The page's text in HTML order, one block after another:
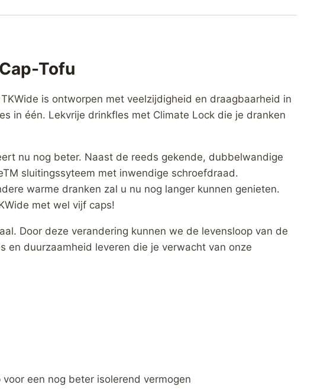
Tofu
is ontworpen met veelzijdigheid en draagbaarheid in
in één. Lekvrije drinkfles met Climate Lock die je dranken
nu nog beter. Naast de reeds gekende, dubbelwandige
sluitingssyteem met inwendige schroefdraad.
warme dranken zal u nu nog langer kunnen genieten.
met wel vijf caps!
Door deze verandering kunnen we de levensloop van de
duurzaamheid leveren die je verwacht van onze
een nog beter isolerend vermogen